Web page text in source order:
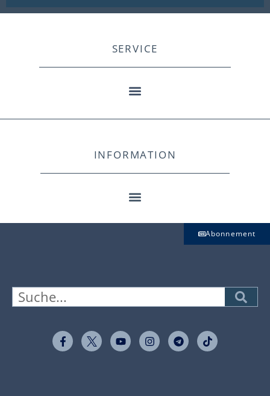
SERVICE
INFORMATION
Abonnement